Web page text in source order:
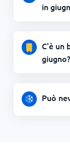
in
C'è un
giugno?
Può